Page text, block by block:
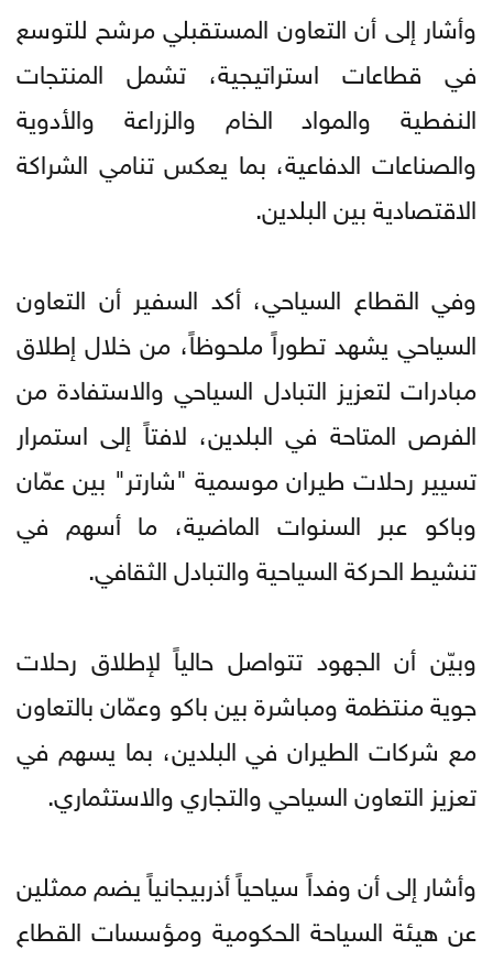
وأشار إلى أن التعاون المستقبلي مرشح للتوسع
في قطاعات استراتيجية، تشمل المنتجات
النفطية والمواد الخام والزراعة والأدوية
والصناعات الدفاعية، بما يعكس تنامي الشراكة
الاقتصادية بين البلدين.
وفي القطاع السياحي، أكد السفير أن التعاون
السياحي يشهد تطوراً ملحوظاً، من خلال إطلاق
مبادرات لتعزيز التبادل السياحي والاستفادة من
الفرص المتاحة في البلدين، لافتاً إلى استمرار
تسيير رحلات طيران موسمية "شارتر" بين عمّان
وباكو عبر السنوات الماضية، ما أسهم في
تنشيط الحركة السياحية والتبادل الثقافي.
وبيّن أن الجهود تتواصل حالياً لإطلاق رحلات
جوية منتظمة ومباشرة بين باكو وعمّان بالتعاون
مع شركات الطيران في البلدين، بما يسهم في
تعزيز التعاون السياحي والتجاري والاستثماري.
وأشار إلى أن وفداً سياحياً أذربيجانياً يضم ممثلين
عن هيئة السياحة الحكومية ومؤسسات القطاع